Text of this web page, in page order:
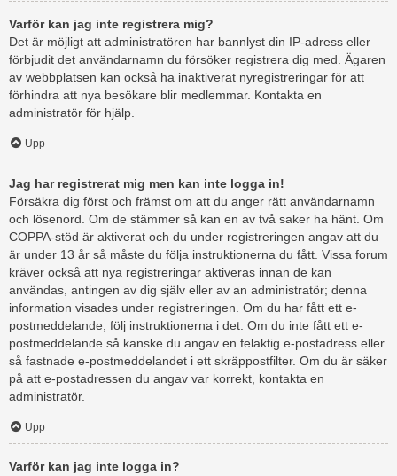
Varför kan jag inte registrera mig?
Det är möjligt att administratören har bannlyst din IP-adress eller
förbjudit det användarnamn du försöker registrera dig med. Ägaren
av webbplatsen kan också ha inaktiverat nyregistreringar för att
förhindra att nya besökare blir medlemmar. Kontakta en
administratör för hjälp.
Upp
Jag har registrerat mig men kan inte logga in!
Försäkra dig först och främst om att du anger rätt användarnamn
och lösenord. Om de stämmer så kan en av två saker ha hänt. Om
COPPA-stöd är aktiverat och du under registreringen angav att du
är under 13 år så måste du följa instruktionerna du fått. Vissa forum
kräver också att nya registreringar aktiveras innan de kan
användas, antingen av dig själv eller av an administratör; denna
information visades under registreringen. Om du har fått ett e-
postmeddelande, följ instruktionerna i det. Om du inte fått ett e-
postmeddelande så kanske du angav en felaktig e-postadress eller
så fastnade e-postmeddelandet i ett skräppostfilter. Om du är säker
på att e-postadressen du angav var korrekt, kontakta en
administratör.
Upp
Varför kan jag inte logga in?